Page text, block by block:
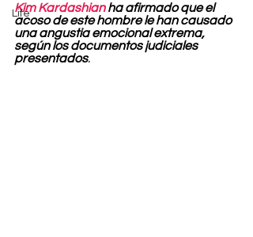
Life
Kim Kardashian ha afirmado que el
acoso de este hombre le han causado
una angustia emocional extrema,
según los documentos judiciales
presentados.